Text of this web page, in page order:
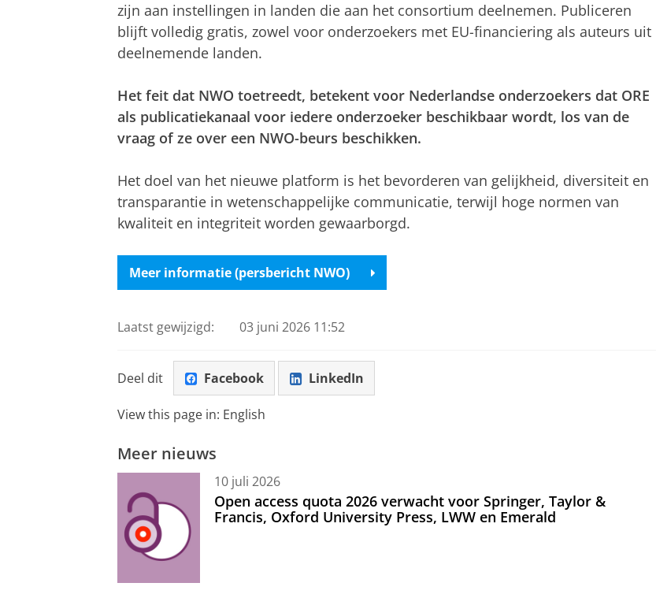
zijn aan instellingen in landen die aan het consortium deelnemen. Publiceren
blijft volledig gratis, zowel voor onderzoekers met EU-financiering als auteurs uit
deelnemende landen.
Het feit dat NWO toetreedt, betekent voor Nederlandse onderzoekers dat ORE
als publicatiekanaal voor iedere onderzoeker beschikbaar wordt, los van de
vraag of ze over een NWO-beurs beschikken.
Het doel van het nieuwe platform is het bevorderen van gelijkheid, diversiteit en
transparantie in wetenschappelijke communicatie, terwijl hoge normen van
kwaliteit en integriteit worden gewaarborgd.
Meer informatie (persbericht NWO)
Laatst gewijzigd: 03 juni 2026 11:52
Deel dit Facebook LinkedIn
View this page in: English
Meer nieuws
10 juli 2026
Open access quota 2026 verwacht voor Springer, Taylor &
Francis, Oxford University Press, LWW en Emerald